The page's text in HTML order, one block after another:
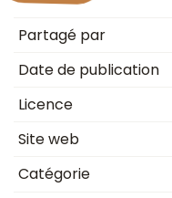
Partagé par
Date de publication
Licence
Site web
Catégorie